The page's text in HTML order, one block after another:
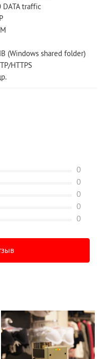
traffic
(Windows shared folder)
HTTPS
0
0
0
0
0